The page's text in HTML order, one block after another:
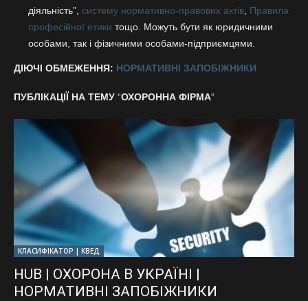
діяльність”, систему нормативно-правових актів Правила
професійної етики тощо. Можуть бути як юридичними
особами, так і фізичними особами-підприємцями.
ДІЮЧІ ОБМЕЖЕННЯ: НОРМАТИВНІ ЗАПОБІЖНИКИ
ПУБЛІКАЦІЇ НА ТЕМУ “ОХОРОННА ФІРМА“
КЛАСИФІКАТОР | КВЕД
HUB | ОХОРОНА В УКРАЇНІ |
НОРМАТИВНІ ЗАПОБІЖНИКИ